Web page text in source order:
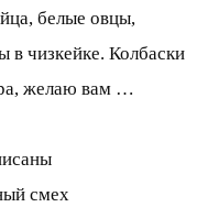
белые овцы,
в чизкейке. Колбаски
желаю вам …
смех